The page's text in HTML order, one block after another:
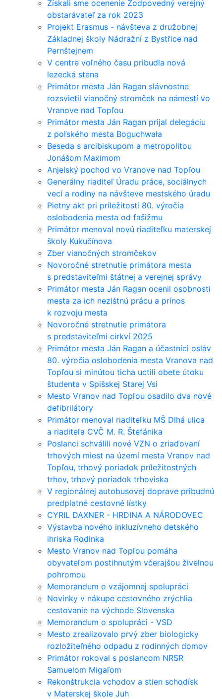
Získali sme ocenenie Zodpovedný verejný
obstarávateľ za rok 2023
Projekt Erasmus - návšteva z družobnej
Základnej školy Nádražní z Bystřice nad
Pernštejnem
V centre voľného času pribudla nová
lezecká stena
Primátor mesta Ján Ragan slávnostne
rozsvietil vianočný stromček na námestí vo
Vranove nad Topľou
Primátor mesta Ján Ragan prijal delegáciu
z poľského mesta Boguchwała
Beseda s arcibiskupom a metropolitou
Jonášom Maximom
Anjelský pochod vo Vranove nad Topľou
Generálny riaditeľ Úradu práce, sociálnych
vecí a rodiny na návšteve mestského úradu
Pietny akt pri príležitosti 80. výročia
oslobodenia mesta od fašižmu
Primátor menoval novú riaditeľku materskej
školy Kukučínova
Zber vianočných stromčekov
Novoročné stretnutie primátora mesta
s predstaviteľmi štátnej a verejnej správy
Primátor mesta Ján Ragan ocenil osobnosti
mesta za ich nezištnú prácu a prínos
k rozvoju mesta
Novoročné stretnutie primátora
s predstaviteľmi cirkví 2025
Primátor mesta Ján Ragan a účastníci osláv
80. výročia oslobodenia mesta Vranova nad
Topľou si minútou ticha uctili obete útoku
študenta v Spišskej Starej Vsi
Mesto Vranov nad Topľou osadilo dva nové
defibrilátory
Primátor menoval riaditeľku MŠ Dlhá ulica
a riaditeľa CVČ M. R. Štefánika
Poslanci schválili nové VZN o zriaďovaní
trhových miest na území mesta Vranov nad
Topľou, trhový poriadok príležitostných
trhov, trhový poriadok trhoviska
V regionálnej autobusovej doprave pribudnú
predplatné cestovné lístky
CYRIL DAXNER - HRDINA A NÁRODOVEC
Výstavba nového inkluzívneho detského
ihriska Rodinka
Mesto Vranov nad Topľou pomáha
obyvateľom postihnutým včerajšou živelnou
pohromou
Memorandum o vzájomnej spolupráci
Novinky v nákupe cestovného zrýchlia
cestovanie na východe Slovenska
Memorandum o spolupráci - VSD
Mesto zrealizovalo prvý zber biologicky
rozložiteľného odpadu z rodinných domov
Primátor rokoval s poslancom NRSR
Samuelom Migaľom
Rekonštrukcia vchodov a stien schodísk
v Materskej škole Juh